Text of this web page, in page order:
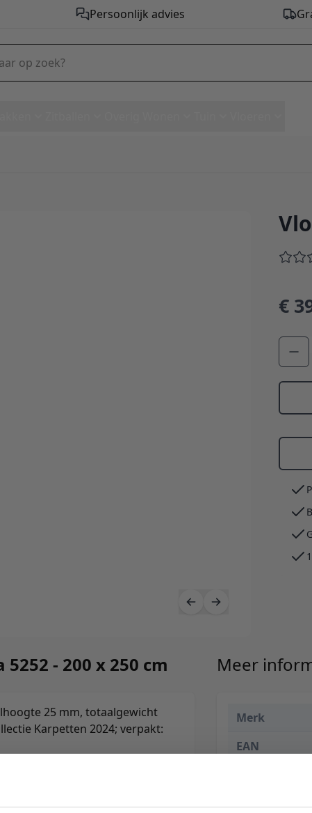
Persoonlijk advies
zoek?
250 cm
€
- 200 x 250 cm
25 mm, totaalgewicht
Karpetten 2024; verpakt:
Meer
Merk
EAN
Levertijd